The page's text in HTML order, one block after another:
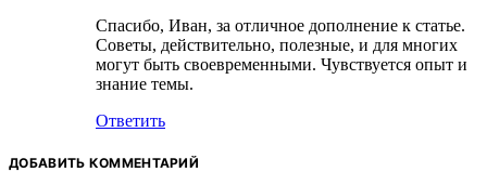
Спасибо, Иван, за отличное дополнение к статье.
Советы, действительно, полезные, и для многих
могут быть своевременными. Чувствуется опыт и
знание темы.
Ответить
ДОБАВИТЬ КОММЕНТАРИЙ